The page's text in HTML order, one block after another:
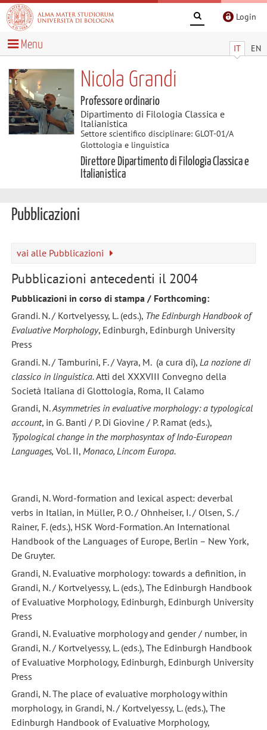
Login
IT EN
Menu
Nicola Grandi
Professore ordinario
Dipartimento di Filologia Classica e
Italianistica
Settore scientifico disciplinare: GLOT-01/A
Glottologia e linguistica
Direttore Dipartimento di Filologia Classica e
Italianistica
Pubblicazioni
vai alle Pubblicazioni
Pubblicazioni antecedenti il 2004
Pubblicazioni in corso di stampa / Forthcoming:
Grandi. N. / Kortvelyessy, L. (eds.), The Edinburgh Handbook of
Evaluative Morphology, Edinburgh, Edinburgh University
Press
Grandi. N. / Tamburini, F. / Vayra, M. (a cura di), La nozione di
classico in linguistica.Atti del XXXVIII Convegno della
Società Italiana di Glottologia, Roma, Il Calamo
Grandi, N.Asymmetries in evaluative morphology: a typological
account, in G. Banti / P. Di Giovine / P. Ramat (eds.),
Typological change in the morphosyntax of Indo-European
Languages, Vol. II, Monaco, Lincom Europa.
Grandi, N. Word-formation and lexical aspect: deverbal
verbs in Italian, in Müller, P. O. / Ohnheiser, I. / Olsen, S. /
Rainer, F. (eds.), HSK Word-Formation. An International
Handbook of the Languages of Europe, Berlin – New York,
De Gruyter.
Grandi, N. Evaluative morphology: towards a definition, in
Grandi, N. / Kortvelyessy, L. (eds.), The Edinburgh Handbook
of Evaluative Morphology, Edinburgh, Edinburgh University
Press
Grandi, N. Evaluative morphology and gender / number, in
Grandi, N. / Kortvelyessy, L. (eds.), The Edinburgh Handbook
of Evaluative Morphology, Edinburgh, Edinburgh University
Press
Grandi, N. The place of evaluative morphology within
morphology, in Grandi, N. / Kortvelyessy, L. (eds.), The
Edinburgh Handbook of Evaluative Morphology,